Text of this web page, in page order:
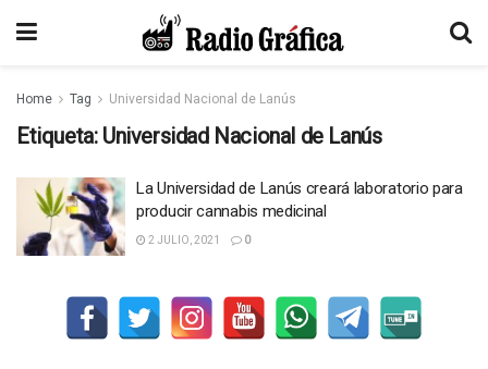
Home Tag Universidad Nacional de Lanús
Etiqueta: Universidad Nacional de Lanús
La Universidad de Lanús creará laboratorio para
producir cannabis medicinal
2 JULIO, 2021 0